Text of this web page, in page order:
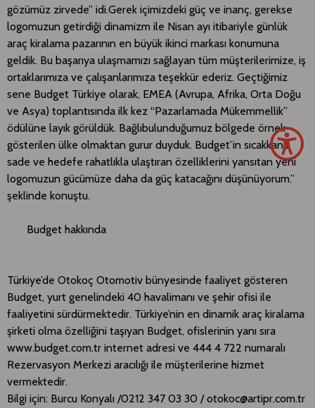
gözümüz zirvede” idi.Gerek içimizdeki güç ve inanç, gerekse
logomuzun getirdiği dinamizm ile Nisan ayı itibariyle günlük
araç kiralama pazarının en büyük ikinci markası konumuna
geldik. Bu başarıya ulaşmamızı sağlayan tüm müşterilerimize, iş
ortaklarımıza ve çalışanlarımıza teşekkür ederiz. Geçtiğimiz
sene Budget Türkiye olarak, EMEA (Avrupa, Afrika, Orta Doğu
ve Asya) toplantısında ilk kez “Pazarlamada Mükemmellik”
ödülüne layık görüldük. Bağlıbulunduğumuz bölgede örnek
gösterilen ülke olmaktan gurur duyduk. Budget’in sıcakkanlı,
sade ve hedefe rahatlıkla ulaştıran özelliklerini yansıtan yeni
logomuzun gücümüze daha da güç katacağını düşünüyorum.”
şeklinde konuştu.
Budget hakkında
Türkiye’de Otokoç Otomotiv bünyesinde faaliyet gösteren
Budget, yurt genelindeki 40 havalimanı ve şehir ofisi ile
faaliyetini sürdürmektedir. Türkiye’nin en dinamik araç kiralama
şirketi olma özelliğini taşıyan Budget, ofislerinin yanı sıra
www.budget.com.tr internet adresi ve 444 4 722 numaralı
Rezervasyon Merkezi aracılığı ile müşterilerine hizmet
vermektedir.
Bilgi için: Burcu Konyalı /0212 347 03 30 / otokoc@artipr.com.tr​